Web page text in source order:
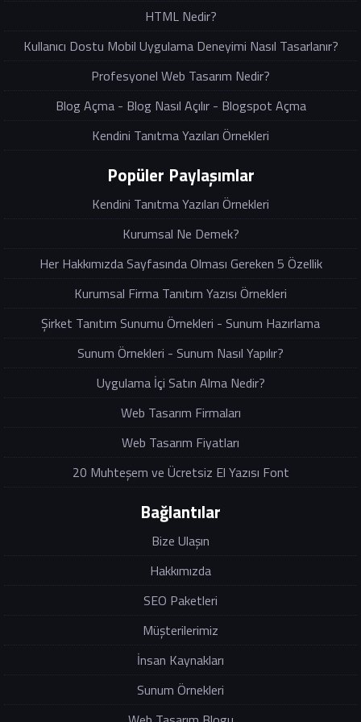
HTML Nedir?
Kullanıcı Dostu Mobil Uygulama Deneyimi Nasıl Tasarlanır?
Profesyonel Web Tasarım Nedir?
Blog Açma - Blog Nasıl Açılır - Blogspot Açma
Kendini Tanıtma Yazıları Örnekleri
Popüler Paylaşımlar
Kendini Tanıtma Yazıları Örnekleri
Kurumsal Ne Demek?
Her Hakkımızda Sayfasında Olması Gereken 5 Özellik
Kurumsal Firma Tanıtım Yazısı Örnekleri
Şirket Tanıtım Sunumu Örnekleri - Sunum Hazırlama
Sunum Örnekleri - Sunum Nasıl Yapılır?
Uygulama İçi Satın Alma Nedir?
Web Tasarım Firmaları
Web Tasarım Fiyatları
20 Muhteşem ve Ücretsiz El Yazısı Font
Bağlantılar
Bize Ulaşın
Hakkımızda
SEO Paketleri
Müşterilerimiz
İnsan Kaynakları
Sunum Örnekleri